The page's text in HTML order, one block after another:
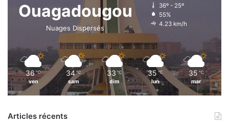
Ouagadougou
Nuages Dispersés
36º - 25º
55%
4.23 km/h
36 ℃
ven
34 ℃
sam
33 ℃
dim
35 ℃
lun
35 ℃
mar
Articles récents